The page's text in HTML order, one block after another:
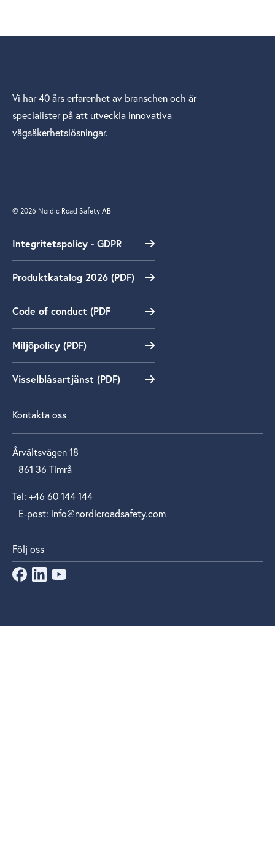
Vi har 40 års erfarenhet av branschen och är
specialister på att utveckla innovativa
vägsäkerhetslösningar.
© 2026 Nordic Road Safety AB
Integritetspolicy - GDPR
Produktkatalog 2026 (PDF)
Code of conduct (PDF
Miljöpolicy (PDF)
Visselblåsartjänst (PDF)
Kontakta oss
Årvältsvägen 18
861 36 Timrå
Tel: +46 60 144 144
E‑post: info@nordicroadsafety.com
Följ oss